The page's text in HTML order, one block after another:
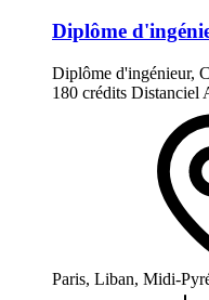
Diplôme
Diplôme d'ingénieur,
180 crédits Distanciel
Paris, Liban, Midi-